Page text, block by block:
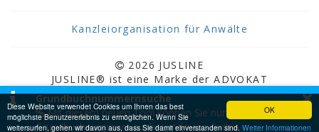
OK
Diese Website verwendet Cookies um Ihnen das best
möglichste Benutzererlebnis zu ermöglichen. Wenn Sie
weitersurfen, gehen wir davon aus, dass Sie damit einverstanden sind.Weiter Informationen
Kanzleiorganisation für Anwälte
2026 JUSLINE
JUSLINE® ist eine Marke der ADVOKAT
Unternehmensberatung Greiter & Greiter GmbH.
×
Grundbuchnummernsuche
Mit diesem neuen Tool können Sie nun
Grundbuchnummern zu Ihrer Adresse finden.